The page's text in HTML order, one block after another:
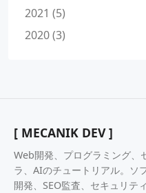
2021 (5)
2020 (3)
[ MECANIK DEV ]
Web開発、プログラミング、
ラ、AIのチュートリアル。ソ
開発、SEO監査、セキュリテ